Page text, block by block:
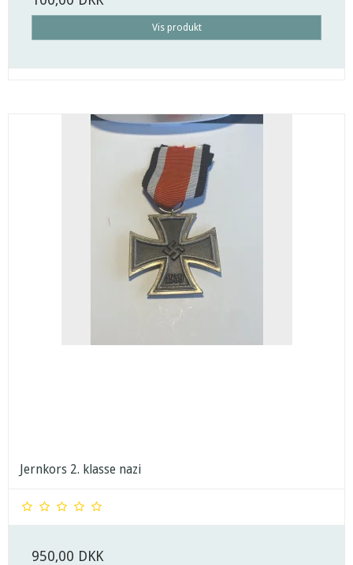
Vis produkt
Jernkors 2. klasse nazi
950,00 DKK